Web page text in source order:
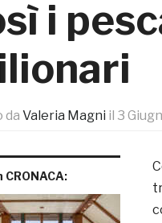
i
da Valeria Magni il 3
CRONACA: